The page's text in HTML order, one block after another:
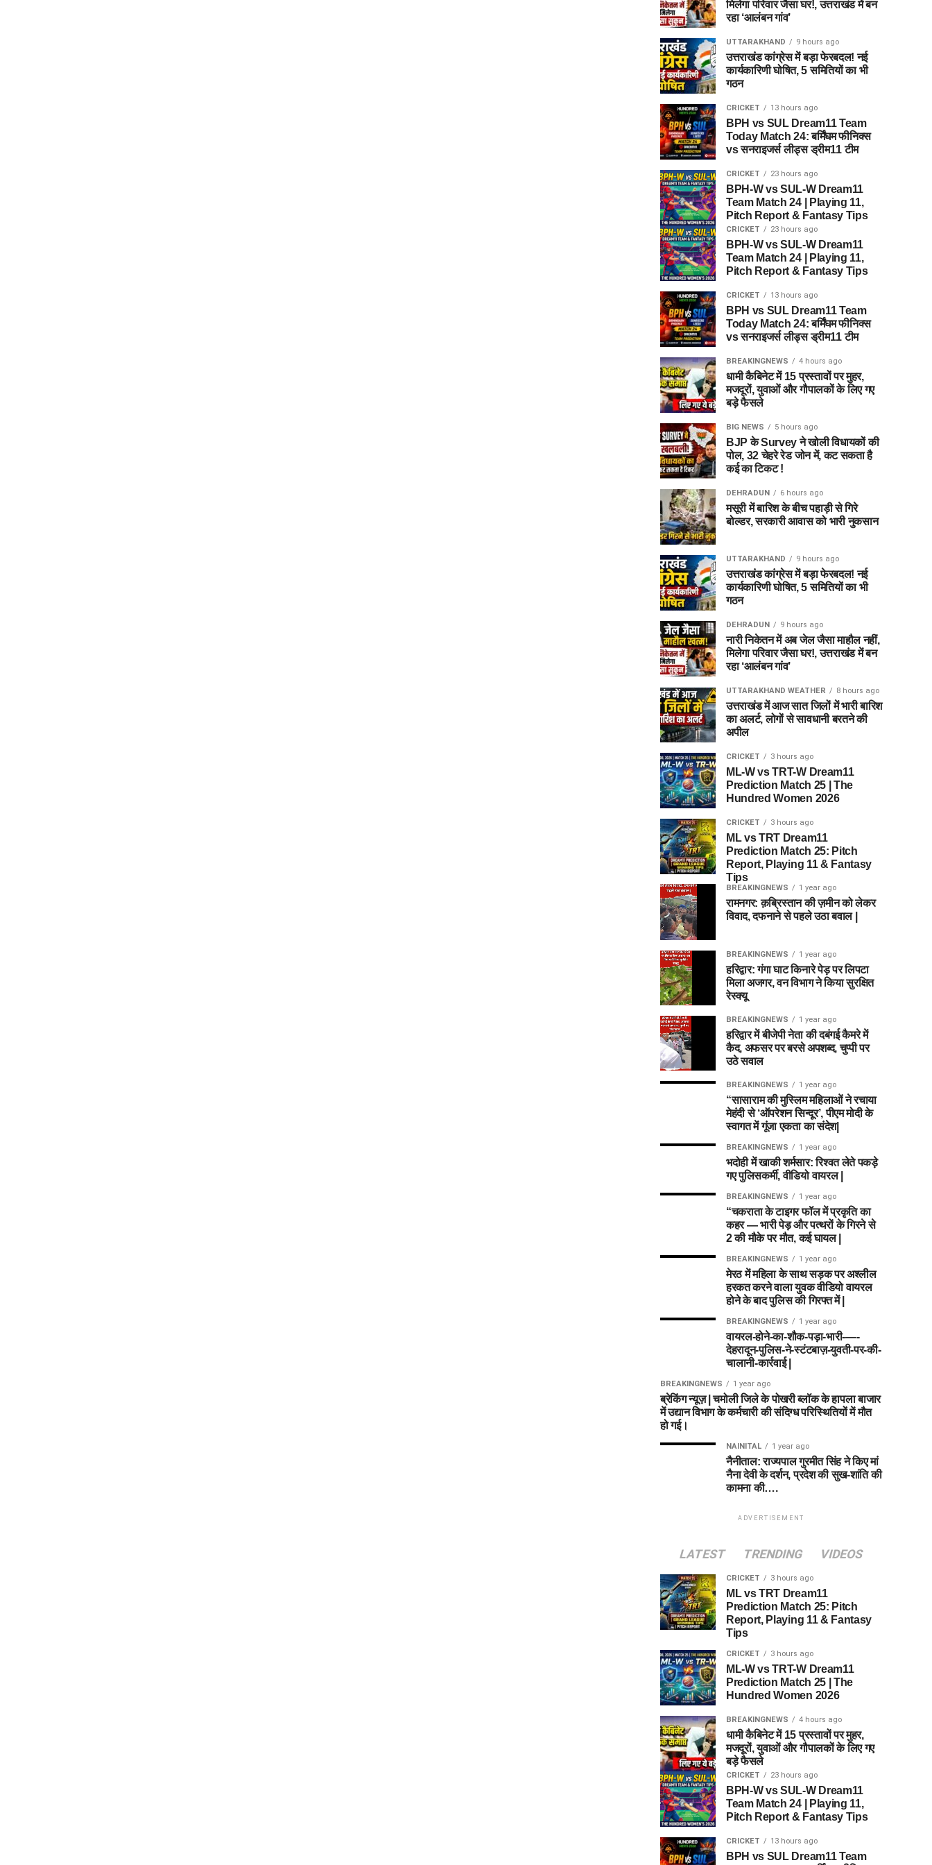
मिलेगा परिवार जैसा घर!, उत्तराखंड में बन
रहा ‘आलंबन गांव’
UTTARAKHAND 9 hours ago
उत्तराखंड कांग्रेस में बड़ा फेरबदल! नई
कार्यकारिणी घोषित, 5 समितियों का भी
गठन
CRICKET 13 hours ago
BPH vs SUL Dream11 Team
Today Match 24: बर्मिंघम फीनिक्स
vs सनराइजर्स लीड्स ड्रीम11 टीम
CRICKET 23 hours ago
BPH-W vs SUL-W Dream11
Team Match 24 | Playing 11,
Pitch Report & Fantasy Tips
CRICKET 23 hours ago
BPH-W vs SUL-W Dream11
Team Match 24 | Playing 11,
Pitch Report & Fantasy Tips
CRICKET 13 hours ago
BPH vs SUL Dream11 Team
Today Match 24: बर्मिंघम फीनिक्स
vs सनराइजर्स लीड्स ड्रीम11 टीम
BREAKINGNEWS 4 hours ago
धामी कैबिनेट में 15 प्रस्तावों पर मुहर,
मजदूरों, युवाओं और गौपालकों के लिए गए
बड़े फैसले
BIG NEWS 5 hours ago
BJP के Survey ने खोली विधायकों की
पोल, 32 चेहरे रेड जोन में, कट सकता है
कई का टिकट !
DEHRADUN 6 hours ago
मसूरी में बारिश के बीच पहाड़ी से गिरे
बोल्डर, सरकारी आवास को भारी नुकसान
UTTARAKHAND 9 hours ago
उत्तराखंड कांग्रेस में बड़ा फेरबदल! नई
कार्यकारिणी घोषित, 5 समितियों का भी
गठन
DEHRADUN 9 hours ago
नारी निकेतन में अब जेल जैसा माहौल नहीं,
मिलेगा परिवार जैसा घर!, उत्तराखंड में बन
रहा ‘आलंबन गांव’
UTTARAKHAND WEATHER 8 hours ago
उत्तराखंड में आज सात जिलों में भारी बारिश
का अलर्ट, लोगों से सावधानी बरतने की
अपील
CRICKET 3 hours ago
ML-W vs TRT-W Dream11
Prediction Match 25 | The
Hundred Women 2026
CRICKET 3 hours ago
ML vs TRT Dream11
Prediction Match 25: Pitch
Report, Playing 11 & Fantasy
Tips
BREAKINGNEWS 1 year ago
रामनगर: क़ब्रिस्तान की ज़मीन को लेकर
विवाद, दफनाने से पहले उठा बवाल |
BREAKINGNEWS 1 year ago
हरिद्वार: गंगा घाट किनारे पेड़ पर लिपटा
मिला अजगर, वन विभाग ने किया सुरक्षित
रेस्क्यू
BREAKINGNEWS 1 year ago
हरिद्वार में बीजेपी नेता की दबंगई कैमरे में
कैद, अफसर पर बरसे अपशब्द, चुप्पी पर
उठे सवाल
BREAKINGNEWS 1 year ago
“सासाराम की मुस्लिम महिलाओं ने रचाया
मेहंदी से ‘ऑपरेशन सिन्दूर’, पीएम मोदी के
स्वागत में गूंजा एकता का संदेश|
BREAKINGNEWS 1 year ago
भदोही में खाकी शर्मसार: रिश्वत लेते पकड़े
गए पुलिसकर्मी, वीडियो वायरल |
BREAKINGNEWS 1 year ago
“चकराता के टाइगर फॉल में प्रकृति का
कहर — भारी पेड़ और पत्थरों के गिरने से
2 की मौके पर मौत, कई घायल |
BREAKINGNEWS 1 year ago
मेरठ में महिला के साथ सड़क पर अश्लील
हरकत करने वाला युवक वीडियो वायरल
होने के बाद पुलिस की गिरफ्त में |
BREAKINGNEWS 1 year ago
वायरल-होने-का-शौक-पड़ा-भारी-—-
देहरादून-पुलिस-ने-स्टंटबाज़-युवती-पर-की-
चालानी-कार्रवाई |
BREAKINGNEWS 1 year ago
ब्रेकिंग न्यूज़ | चमोली जिले के पोखरी ब्लॉक के हापला बाजार
में उद्यान विभाग के कर्मचारी की संदिग्ध परिस्थितियों में मौत
हो गई।
NAINITAL 1 year ago
नैनीताल: राज्यपाल गुरमीत सिंह ने किए मां
नैना देवी के दर्शन, प्रदेश की सुख-शांति की
कामना की….
ADVERTISEMENT
LATEST TRENDING VIDEOS
CRICKET 3 hours ago
ML vs TRT Dream11
Prediction Match 25: Pitch
Report, Playing 11 & Fantasy
Tips
CRICKET 3 hours ago
ML-W vs TRT-W Dream11
Prediction Match 25 | The
Hundred Women 2026
BREAKINGNEWS 4 hours ago
धामी कैबिनेट में 15 प्रस्तावों पर मुहर,
मजदूरों, युवाओं और गौपालकों के लिए गए
बड़े फैसले
CRICKET 23 hours ago
BPH-W vs SUL-W Dream11
Team Match 24 | Playing 11,
Pitch Report & Fantasy Tips
CRICKET 13 hours ago
BPH vs SUL Dream11 Team